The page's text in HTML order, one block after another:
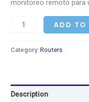
monitoreo remoto para
ADD TO
Category:Routers
Description